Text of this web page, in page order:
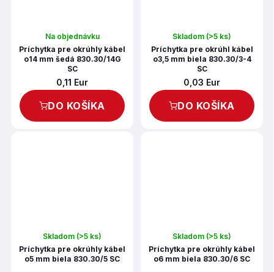
Na objednávku
Príchytka pre okrúhly kábel
o14 mm šedá 830.30/14G
SC
0,11 Eur
DO KOŠÍKA
Skladom (>5 ks)
Príchytka pre okrúhl kábel
o3,5 mm biela 830.30/3-4
SC
0,03 Eur
DO KOŠÍKA
Skladom (>5 ks)
Príchytka pre okrúhly kábel
o5 mm biela 830.30/5 SC
Skladom (>5 ks)
Príchytka pre okrúhly kábel
o6 mm biela 830.30/6 SC